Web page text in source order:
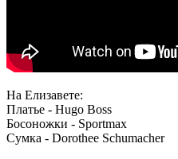
На Елизавете:
Платье - Hugo Boss
Босоножки - Sportmax
Сумка - Dorothee Schumacher